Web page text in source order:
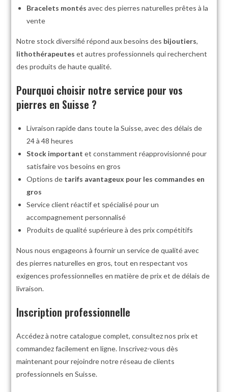
Bracelets montés avec des pierres naturelles prêtes à la
vente
Notre stock diversifié répond aux besoins des bijoutiers,
lithothérapeuteset autres professionnels qui recherchent
des produits de haute qualité.
Pourquoi choisir notre service pour vos
pierres en Suisse ?
Livraison rapide dans toute la Suisse, avec des délais de
24 à 48 heures
Stock important et constamment réapprovisionné pour
satisfaire vos besoins en gros
Options de tarifs avantageux pour les commandes en
gros
Service client réactif et spécialisé pour un
accompagnement personnalisé
Produits de qualité supérieure à des prix compétitifs
Nous nous engageons à fournir un service de qualité avec
des pierres naturelles en gros, tout en respectant vos
exigences professionnelles en matière de prix et de délais de
livraison.
Inscription professionnelle
Accédez à notre catalogue complet, consultez nos prix et
commandez facilement en ligne. Inscrivez-vous dès
maintenant pour rejoindre notre réseau de clients
professionnels en Suisse.